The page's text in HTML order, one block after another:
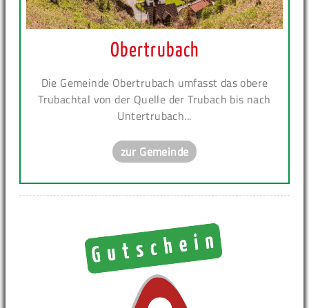
Obertrubach
Die Gemeinde Obertrubach umfasst das obere
Trubachtal von der Quelle der Trubach bis nach
Untertrubach...
zur Gemeinde